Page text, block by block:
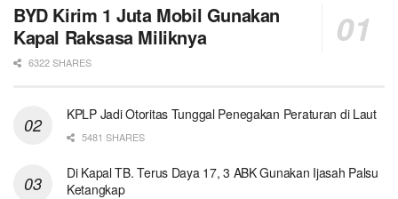
BYD Kirim 1 Juta Mobil Gunakan
Kapal Raksasa Miliknya
6322 SHARES
KPLP Jadi Otoritas Tunggal Penegakan Peraturan di Laut
5481 SHARES
Di Kapal TB. Terus Daya 17, 3 ABK Gunakan Ijasah Palsu
Ketangkap